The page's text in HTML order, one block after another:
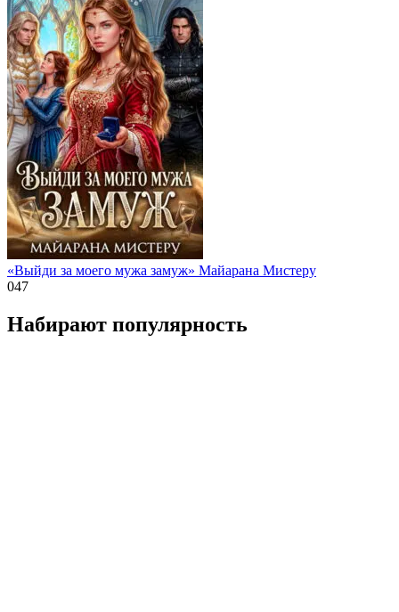
«Выйди за моего мужа замуж» Майарана Мистеру
047
Набирают популярность